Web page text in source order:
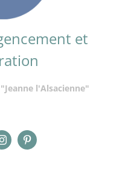
et
"Jeanne l'Alsacienne"